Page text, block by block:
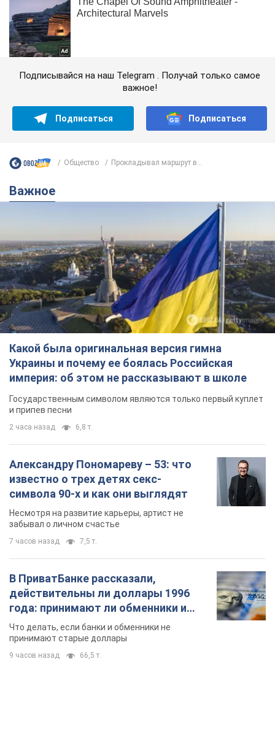
Подписывайся на наш Telegram . Получай только самое
важное!
Подписаться Подписаться
Общество Прокладывал маршрут в...
Важное
Какой была оригинальная версия гимна
Украины и почему ее боялась Российская
империя: об этом не рассказывают в школе
Государственным символом являются только первый куплет
и припев песни
2 часа назад 6,8 т.
Александру Пономареву – 53: что
известно о трех детях секс-
символа 90-х и как они выглядят
Несмотря на развитие карьеры, артист не
забывал о личном счастье
7 часов назад 7,5 т.
В ПриватБанке рассказали,
действительны ли доллары 1996
года: принимают ли обменники и
банки такие купюры
Что делать, если банки и обменники не
принимают старые доллары
9 часов назад 66,5 т.